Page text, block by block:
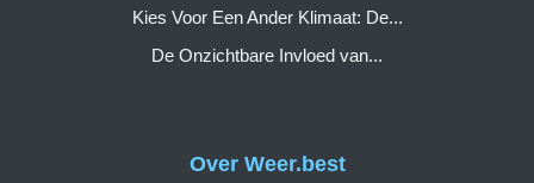
Over Weer.best
Kies Voor Een Ander Klimaat: De...
De Onzichtbare Invloed van...